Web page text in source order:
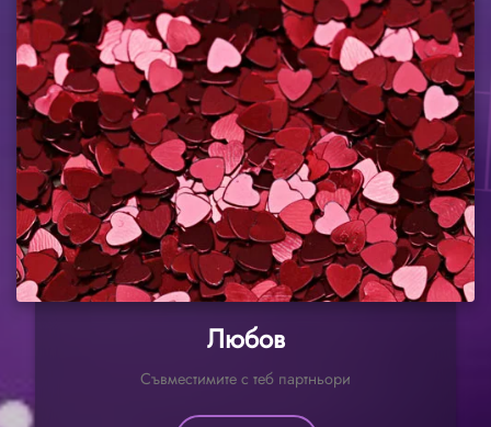
Любов
Съвместимите с теб партньори